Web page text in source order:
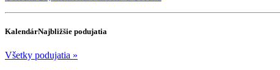
KalendárNajbližšie podujatia
Všetky podujatia »